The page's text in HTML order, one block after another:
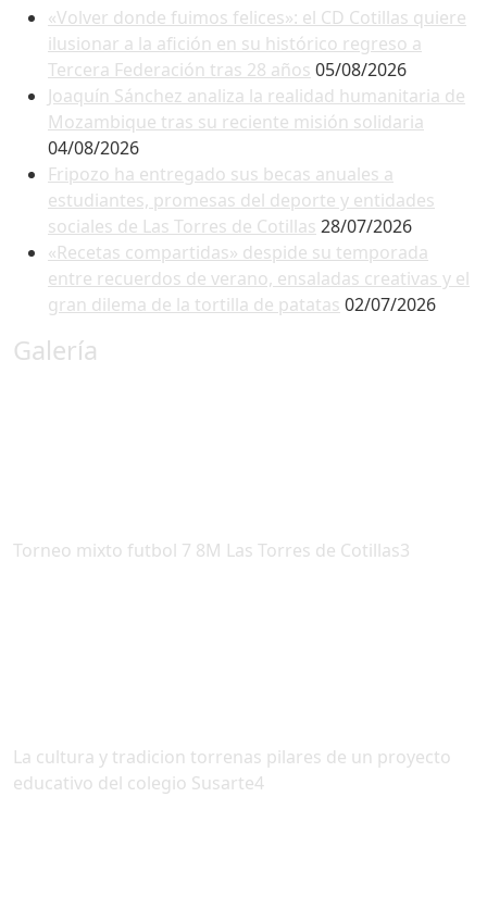
«Volver donde fuimos felices»: el CD Cotillas quiere
ilusionar a la afición en su histórico regreso a
Tercera Federación tras 28 años 05/08/2026
Joaquín Sánchez analiza la realidad humanitaria de
Mozambique tras su reciente misión solidaria
04/08/2026
Fripozo ha entregado sus becas anuales a
estudiantes, promesas del deporte y entidades
sociales de Las Torres de Cotillas 28/07/2026
«Recetas compartidas» despide su temporada
entre recuerdos de verano, ensaladas creativas y el
gran dilema de la tortilla de patatas 02/07/2026
Galería
Torneo mixto futbol 7 8M Las Torres de Cotillas3
La cultura y tradicion torrenas pilares de un proyecto
educativo del colegio Susarte4